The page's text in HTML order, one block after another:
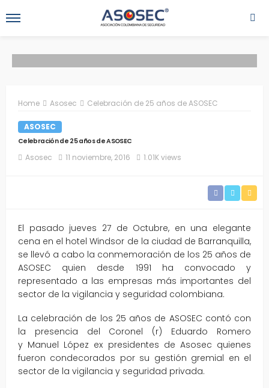
Home Asosec Celebración de 25 años de ASOSEC
ASOSEC
Celebración de 25 años de ASOSEC
Asosec 11 noviembre, 2016 1.01K views
El pasado jueves 27 de Octubre, en una elegante
cena en el hotel Windsor de la ciudad de Barranquilla,
se llevó a cabo la conmemoración de los 25 años de
ASOSEC quien desde 1991 ha convocado y
representado a las empresas más importantes del
sector de la vigilancia y seguridad colombiana.
La celebración de los 25 años de ASOSEC contó con
la presencia del Coronel (r) Eduardo Romero
y Manuel López ex presidentes de Asosec quienes
fueron condecorados por su gestión gremial en el
sector de la vigilancia y seguridad privada.